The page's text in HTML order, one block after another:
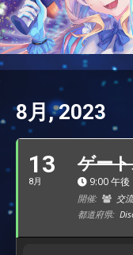
8月, 2023
13
8月
ゲー
9:00 午後
開催:
交
都道府県: